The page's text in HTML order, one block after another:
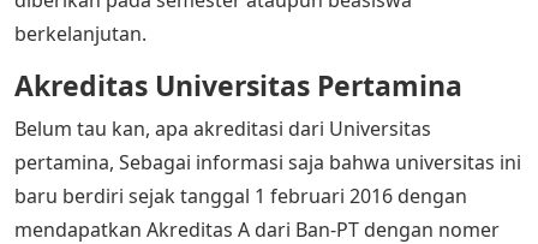
berkelanjutan.
Akreditas Universitas Pertamina
Belum tau kan, apa akreditasi dari Universitas
pertamina, Sebagai informasi saja bahwa universitas ini
baru berdiri sejak tanggal 1 februari 2016 dengan
mendapatkan Akreditas A dari Ban-PT dengan nomer